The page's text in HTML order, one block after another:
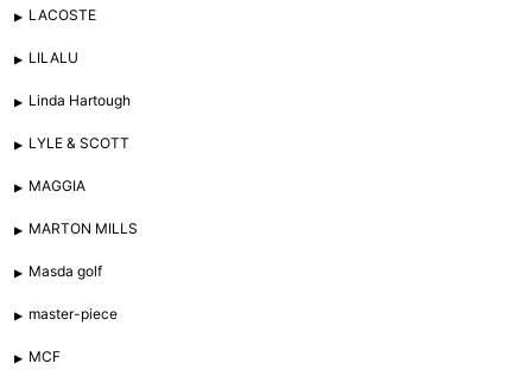
LACOSTE
LILALU
Linda Hartough
LYLE & SCOTT
MAGGIA
MARTON MILLS
Masda golf
master-piece
MCF